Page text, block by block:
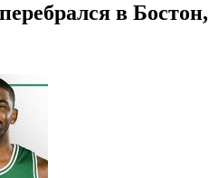
в